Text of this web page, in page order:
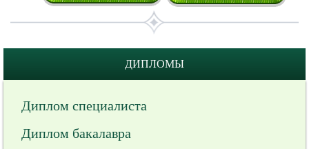
ДИПЛОМЫ
Диплом специалиста
Диплом бакалавра